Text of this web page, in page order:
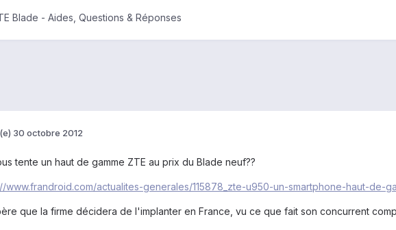
Blade - Aides, Questions & Réponses
30 octobre 2012
tente un haut de gamme ZTE au prix du Blade neuf??
www.frandroid.com/actualites-generales/115878_zte-u950-un-smartphone-haut-de-
que la firme décidera de l'implanter en France, vu ce que fait son concurrent